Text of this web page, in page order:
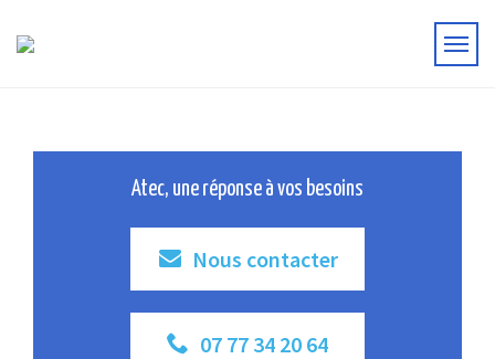
Atec, une réponse à vos besoins
Nous contacter
07 77 34 20 64